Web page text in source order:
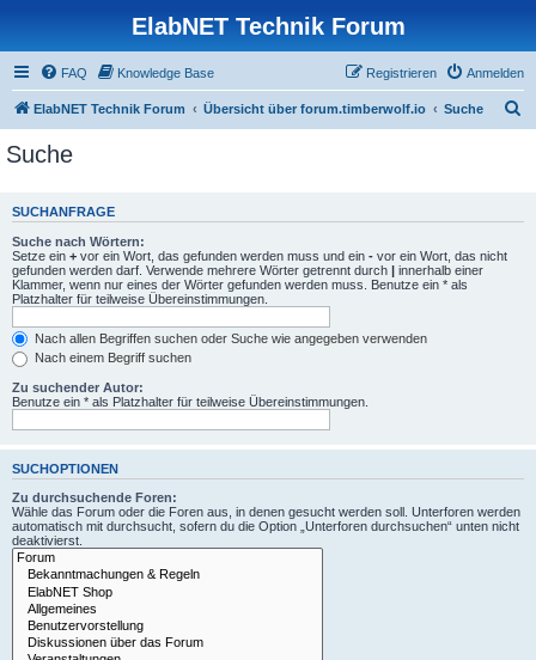
ElabNET Technik Forum
FAQ Knowledge Base Anmelden
Registrieren
ElabNET Technik Forum Übersicht über forum.timberwolf.io Suche
e
Suche
SUCHANFRAGE
Suche nach Wörtern:
Setze ein + vor ein Wort, das gefunden werden muss und ein - vor ein Wort, das nicht
gefunden werden darf. Verwende mehrere Wörter getrennt durch | innerhalb einer
Klammer, wenn nur eines der Wörter gefunden werden muss. Benutze ein * als
Platzhalter für teilweise Übereinstimmungen.
Nach allen Begriffen suchen oder Suche wie angegeben verwenden
Nach einem Begriff suchen
Zu suchender Autor:
Benutze ein * als Platzhalter für teilweise Übereinstimmungen.
SUCHOPTIONEN
Zu durchsuchende Foren:
Wähle das Forum oder die Foren aus, in denen gesucht werden soll. Unterforen werden
automatisch mit durchsucht, sofern du die Option „Unterforen durchsuchen“ unten nicht
deaktivierst.